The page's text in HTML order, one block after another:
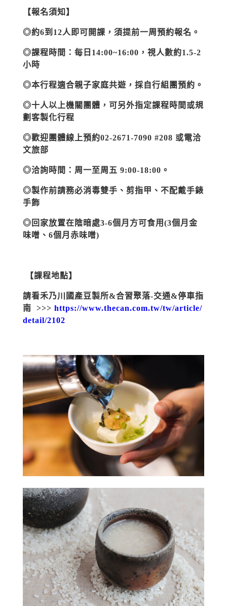
【報名須知】
◎約6到 12人即可開課，須提前一周預約報名。
◎課程時間：每日 14:00~16:00 ，視人數約1.5-2
小時
◎本行程適合親子家庭共遊，採自行組團預約。
◎十人以上機關團體，可另外指定課程時間或規
劃客製化行程
◎歡迎團體線上預約02-2671-7090 #208 或電洽
文旅部
◎洽詢時間：周一至周五 9:00-18:00 。
◎製作前請務必消毒雙手、剪指甲、不配戴手錶
手飾
◎回家放置在陰暗處3-6個月方可食用 (3個月金
味噌、 6個月赤味噌)
【課程地點】
請看禾乃川國產豆製所&合習聚落-交通&停車指
南 >>> https://www.thecan.com.tw/tw/article/
detail/2102